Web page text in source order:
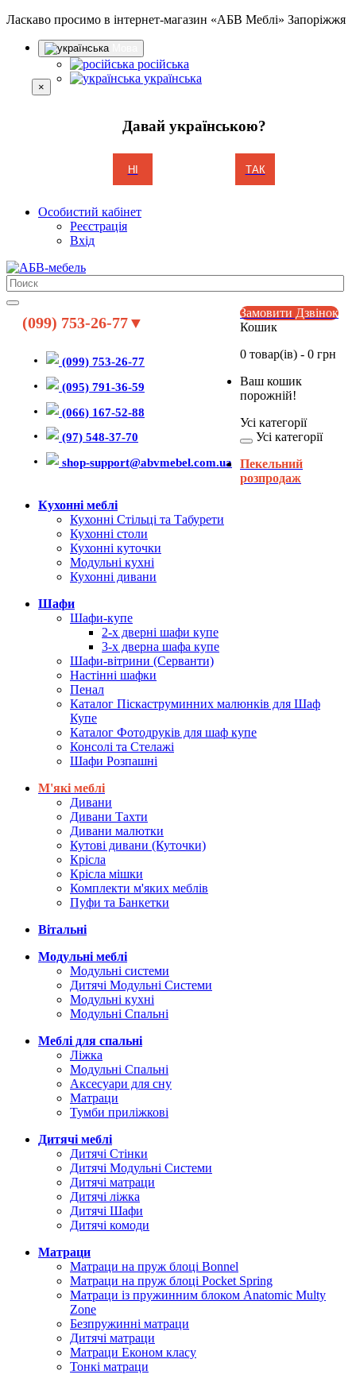
Ласкаво просимо в інтернет-магазин «АБВ Меблі» Запоріжжя
російська
українська
×
Давай українською?
НІ ТАК
Особистий кабінет
Реєстрація
Вхід
(099) 753-26-77▼
(099) 753-26-77
(095) 791-36-59
(066) 167-52-88
(97) 548-37-70
shop-support@abvmebel.com.ua
Замовити Дзвінок
Кошик
0 товар(ів) - 0 грн
Ваш кошик
порожній!
Усі категорії
Усі категорії
Пекельний
розпродаж
Кухонні меблі
Кухонні Стільці та Табурети
Кухонні столи
Кухонні куточки
Модульні кухні
Кухонні дивани
Шафи
Шафи-купе
2-х дверні шафи купе
3-х дверна шафа купе
Шафи-вітрини (Серванти)
Настінні шафки
Пенал
Каталог Піскаструминних малюнків для Шаф
Купе
Каталог Фотодруків для шаф купе
Консолі та Стелажі
Шафи Розпашні
М'які меблі
Дивани
Дивани Тахти
Дивани малютки
Кутові дивани (Куточки)
Крісла
Крісла мішки
Комплекти м'яких меблів
Пуфи та Банкетки
Вітальні
Модульні меблі
Модульні системи
Дитячі Модульні Системи
Модульні кухні
Модульні Спальні
Меблі для спальні
Ліжка
Модульні Спальні
Аксесуари для сну
Матраци
Тумби приліжкові
Дитячі меблі
Дитячі Стінки
Дитячі Модульні Системи
Дитячі матраци
Дитячі ліжка
Дитячі Шафи
Дитячі комоди
Матраци
Матраци на пруж блоці Bonnel
Матраци на пруж блоці Pocket Spring
Матраци із пружинним блоком Anatomic Multy
Zone
Безпружинні матраци
Дитячі матраци
Матраци Економ класу
Тонкі матраци